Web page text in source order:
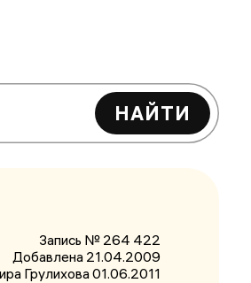
НАЙТИ
Запись № 264 422
Добавлена 21.04.2009
Грулихова01.06.2011